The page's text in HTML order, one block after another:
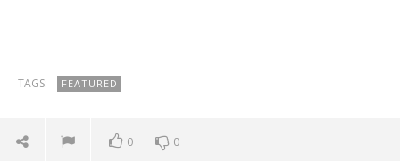
TAGS: FEATURED
0 0